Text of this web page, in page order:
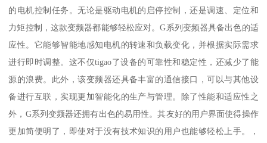
的电机控制任务。无论是驱动电机的启停控制，还是调速、定位和
力矩控制，这款变频器都能够轻松应对。G系列变频器具备出色的适
应性。它能够智能地感知电机的转速和负载变化，并根据实际需求
进行即时调整。这不仅tigao了设备的可靠性和稳定性，还减少了能
源的浪费。此外，该变频器还具备丰富的通信接口，可以与其他设
备进行互联，实现更加智能化的生产与管理。除了性能和适应性之
外，G系列变频器还拥有出色的易用性。其友好的用户界面使得操作
更加简便明了，即使对于没有技术知识的用户也能够轻松上手。，